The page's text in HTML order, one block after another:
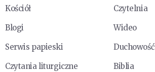
Kościół
Czytelnia
Blogi
Wideo
Serwis papieski
Duchowość
Czytania liturgiczne
Biblia